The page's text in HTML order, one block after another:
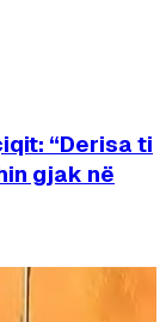
“Derisa ti
gjak në